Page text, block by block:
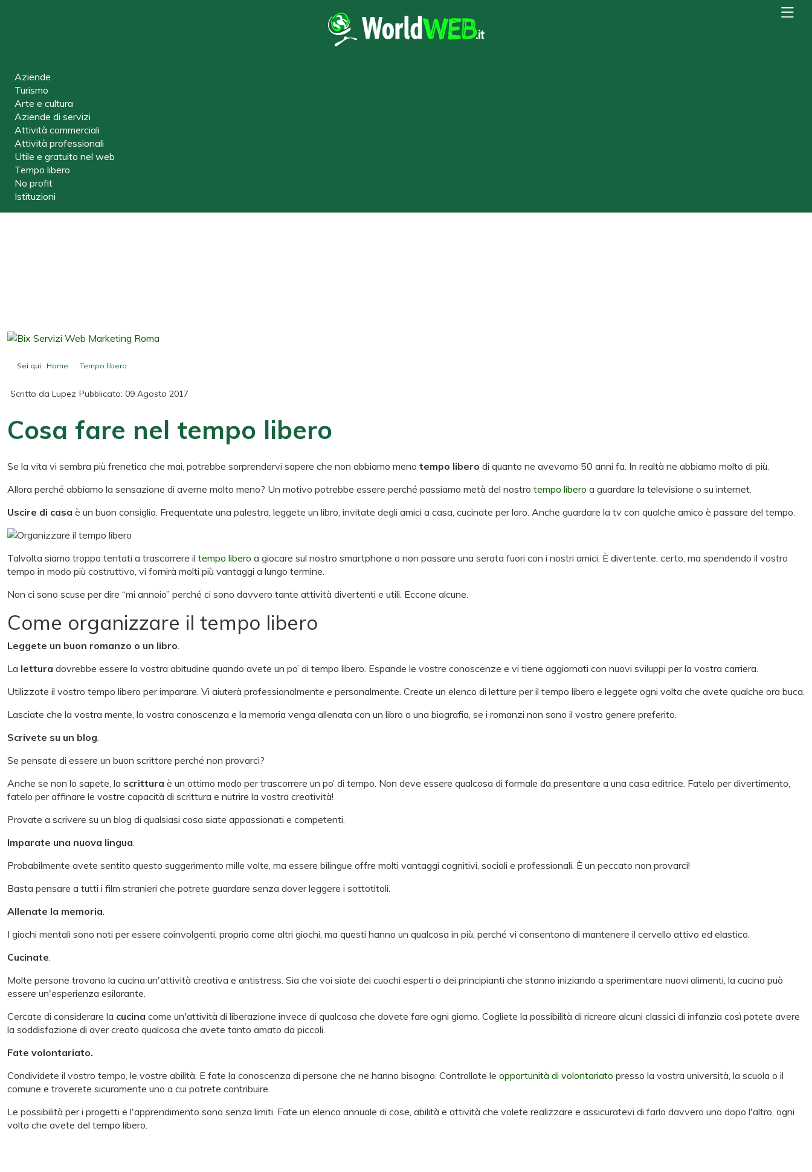
Aziende
Turismo
Arte e cultura
Aziende di servizi
Attività commerciali
Attività professionali
Utile e gratuito nel web
Tempo libero
No profit
Istituzioni
Sei qui: Home Tempo libero
Scritto da Lupez Pubblicato: 09 Agosto 2017
Cosa fare nel tempo libero
Se la vita vi sembra più frenetica che mai, potrebbe sorprendervi sapere che non abbiamo meno tempo libero di quanto ne avevamo 50 anni fa. In realtà ne abbiamo molto di più.
Allora perché abbiamo la sensazione di averne molto meno? Un motivo potrebbe essere perché passiamo metà del nostro tempo libero a guardare la televisione o su internet.
Uscire di casa è un buon consiglio. Frequentate una palestra, leggete un libro, invitate degli amici a casa, cucinate per loro. Anche guardare la tv con qualche amico è passare del tempo.
Talvolta siamo troppo tentati a trascorrere il tempo libero a giocare sul nostro smartphone o non passare una serata fuori con i nostri amici. È divertente, certo, ma spendendo il vostro
tempo in modo più costruttivo, vi fornirà molti più vantaggi a lungo termine.
Non ci sono scuse per dire “mi annoio” perché ci sono davvero tante attività divertenti e utili. Eccone alcune.
Come organizzare il tempo libero
Leggete un buon romanzo o un libro
La lettura dovrebbe essere la vostra abitudine quando avete un po’ di tempo libero. Espande le vostre conoscenze e vi tiene aggiornati con nuovi sviluppi per la vostra carriera.
Utilizzate il vostro tempo libero per imparare. Vi aiuterà professionalmente e personalmente. Create un elenco di letture per il tempo libero e leggete ogni volta che avete qualche ora buca.
Lasciate che la vostra mente, la vostra conoscenza e la memoria venga allenata con un libro o una biografia, se i romanzi non sono il vostro genere preferito.
Scrivete su un blog
Se pensate di essere un buon scrittore perché non provarci?
Anche se non lo sapete, la scrittura è un ottimo modo per trascorrere un po’ di tempo. Non deve essere qualcosa di formale da presentare a una casa editrice. Fatelo per divertimento,
fatelo per affinare le vostre capacità di scrittura e nutrire la vostra creatività!
Provate a scrivere su un blog di qualsiasi cosa siate appassionati e competenti.
Imparate una nuova lingua
Probabilmente avete sentito questo suggerimento mille volte, ma essere bilingue offre molti vantaggi cognitivi, sociali e professionali. È un peccato non provarci!
Basta pensare a tutti i film stranieri che potrete guardare senza dover leggere i sottotitoli.
Allenate la memoria
I giochi mentali sono noti per essere coinvolgenti, proprio come altri giochi, ma questi hanno un qualcosa in più, perché vi consentono di mantenere il cervello attivo ed elastico.
Cucinate
Molte persone trovano la cucina un'attività creativa e antistress. Sia che voi siate dei cuochi esperti o dei principianti che stanno iniziando a sperimentare nuovi alimenti, la cucina può
essere un'esperienza esilarante.
Cercate di considerare la cucina come un'attività di liberazione invece di qualcosa che dovete fare ogni giorno. Cogliete la possibilità di ricreare alcuni classici di infanzia così potete avere
la soddisfazione di aver creato qualcosa che avete tanto amato da piccoli.
Fate volontariato.
Condividete il vostro tempo, le vostre abilità. E fate la conoscenza di persone che ne hanno bisogno. Controllate le opportunità di volontariato presso la vostra università, la scuola o il
comune e troverete sicuramente uno a cui potrete contribuire.
Le possibilità per i progetti e l'apprendimento sono senza limiti. Fate un elenco annuale di cose, abilità e attività che volete realizzare e assicuratevi di farlo davvero uno dopo l'altro, ogni
volta che avete del tempo libero.